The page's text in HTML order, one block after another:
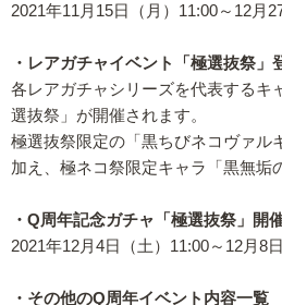
2021年11月15日（月）11:00～12月
・レアガチャイベント「極選抜祭」
各レアガチャシリーズを代表するキ
選抜祭」が開催されます。
極選抜祭限定の「黒ちびネコヴァル
加え、極ネコ祭限定キャラ「黒無垢
・Q周年記念ガチャ「極選抜祭」開
2021年12月4日（土）11:00～12月8
・その他のQ周年イベント内容一覧